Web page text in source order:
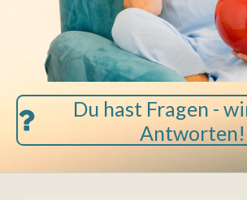
Du hast Fragen -
Antworten!